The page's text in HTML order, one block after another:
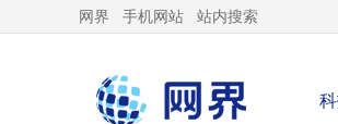
网界 手机网站 站内搜索